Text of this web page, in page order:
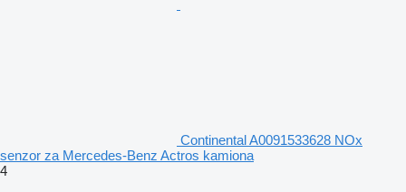
Continental A0091533628 NOx
senzor za Mercedes-Benz Actros kamiona
4